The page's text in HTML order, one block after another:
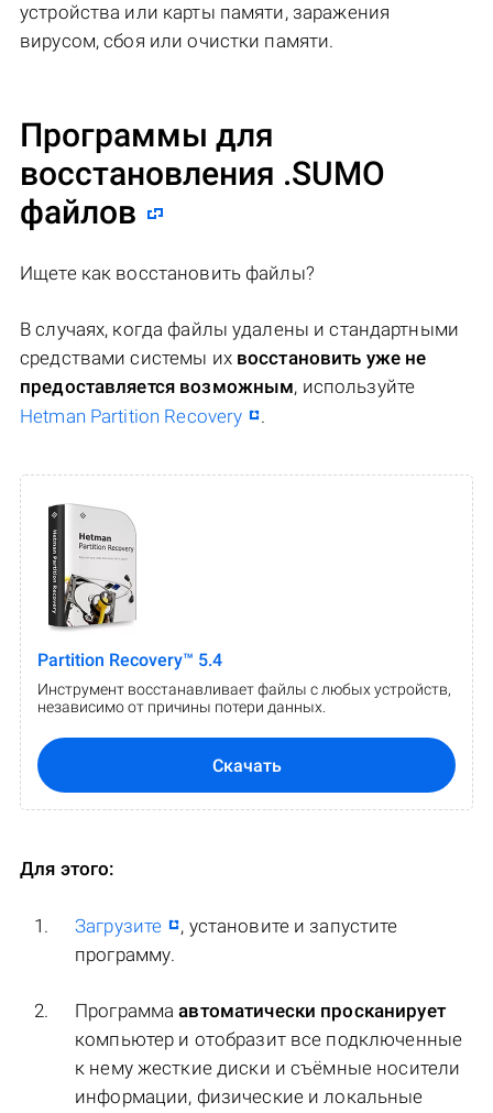
устройства или карты памяти, заражения
вирусом, сбоя или очистки памяти.
Программы для
восстановления .SUMO
файлов
Ищете как восстановить файлы?
В случаях, когда файлы удалены и стандартными
средствами системы их восстановить уже не
предоставляется возможным, используйте
Hetman Partition Recovery
.
Partition Recovery™ 5.4
Инструмент восстанавливает файлы с любых устройств,
независимо от причины потери данных.
Скачать
Для этого:
Загрузите
, установите и запустите
программу.
Программаавтоматически просканирует
компьютер и отобразит все подключенные
к нему жесткие диски и съёмные носители
информации, физические и локальные